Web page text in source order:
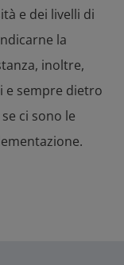
e dei livelli di
la
inoltre,
e sempre dietro
ci sono le